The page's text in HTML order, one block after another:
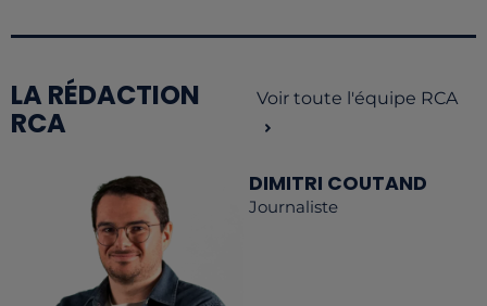
LA RÉDACTION
RCA
Voir toute l'équipe RCA
DIMITRI COUTAND
Journaliste